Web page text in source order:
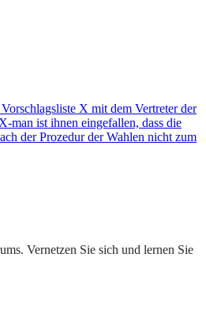
X mit dem Vertreter der
man ist ihnen eingefallen, dass die
der Prozedur der Wahlen nicht zum
Vernetzen Sie sich und lernen Sie